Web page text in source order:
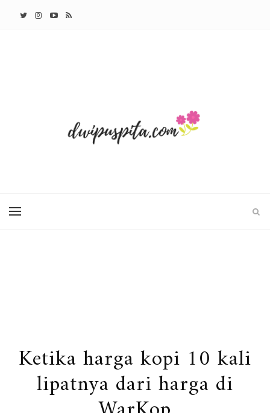
Ketika harga kopi 10 kali
lipatnya dari harga di